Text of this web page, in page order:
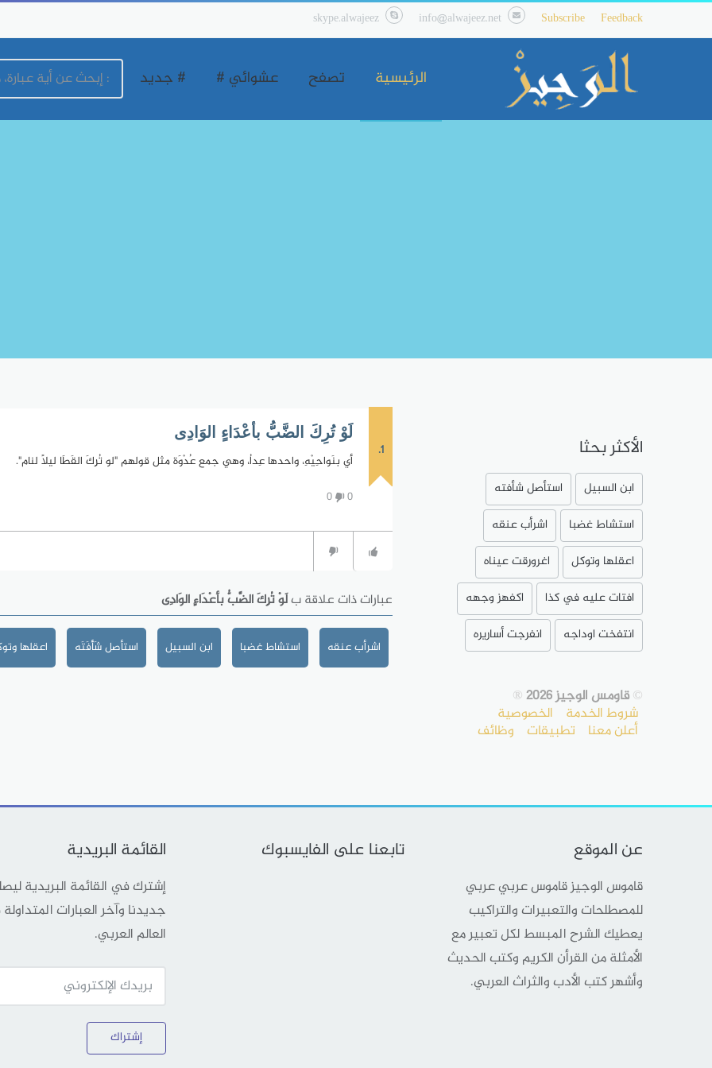
Feedback
Subscribe
info@alwajeez.net
skype.alwajeez
الرئيسية تصفح عشوائي # # جديد
1.
لَوْ تُرِكَ الضَّبُّ بأعْدَاءٍ الوَادِى
أي بنَواحِيْهِ، واحدها عِداُ، وهي جمع عُدْوَة مثل قولهم "لو تُرِكَ القَطَا ليلاً لنام".
0
0
عبارات ذات علاقة بلَوْ تُرِكَ الضَّبُّ بأعْدَاءٍ الوَادِى
اشرأب عنقه استشاط غضبا ابن السبيل استأصل شَأْفَتَه اعقلها
الأكثر بحثا
ابن السبيل
استأصل شأفته
استشاط غضبا
اشرأب عنقه
اعقلها وتوكل
اغرورقت عيناه
افتات عليه في كذا
اكفهز وجهه
انتفخت اوداجه
انفرجت أساريره
©قاومس الوجيز 2026 ®
شروط الخدمة الخصوصية
أعلن معنا تطبيقات وظائف
عن الموقع
قاموس الوجيز قاموس عربي عربي
للمصطلحات والتعبيرات والتراكيب
يعطيك الشرح المبسط لكل تعبير مع
الأمثلة من القرأن الكريم وكتب الحديث
وأشهر كتب الأدب والثراث العربي.
تابعنا على الفايسبوك القائمة البريدية
إشترك في القائمة البريدية
جديدنا وآخر العبارات
العالم العربي.
إشتراك